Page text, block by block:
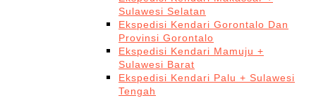
Sulawesi Selatan
Ekspedisi Kendari Gorontalo Dan
Provinsi Gorontalo
Ekspedisi Kendari Mamuju +
Sulawesi Barat
Ekspedisi Kendari Palu + Sulawesi
Tengah